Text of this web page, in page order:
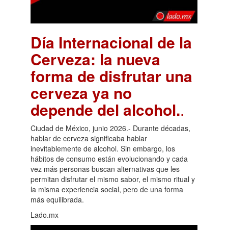
Día Internacional de la
Cerveza: la nueva
forma de disfrutar una
cerveza ya no
depende del alcohol..
Ciudad de México, junio 2026.- Durante décadas,
hablar de cerveza significaba hablar
inevitablemente de alcohol. Sin embargo, los
hábitos de consumo están evolucionando y cada
vez más personas buscan alternativas que les
permitan disfrutar el mismo sabor, el mismo ritual y
la misma experiencia social, pero de una forma
más equilibrada.
Lado.mx